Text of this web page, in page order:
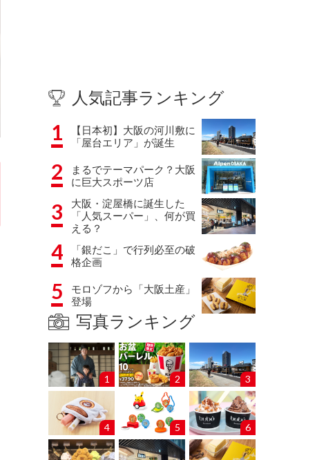
人気記事ランキング
1
【日本初】大阪の河川敷に
「屋台エリア」が誕生
2
まるでテーマパーク？大阪
に巨大スポーツ店
3
大阪・淀屋橋に誕生した
「人気スーパー」、何が買
える？
4
「銀だこ」で行列必至の破
格企画
5
モロゾフから「大阪土産」
登場
写真ランキング
1 2 3
4 5 6